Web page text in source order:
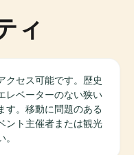
ィ
クセス可能です。歴史
レベーターのない狭い
す。移動に問題のある
ント主催者または観光